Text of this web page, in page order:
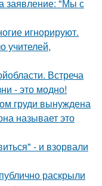
заявление: "Мы с
игнорируют.
учителей,
Встреча
- это модно!
груди вынуждена
называет это
- и взорвали
раскрыли